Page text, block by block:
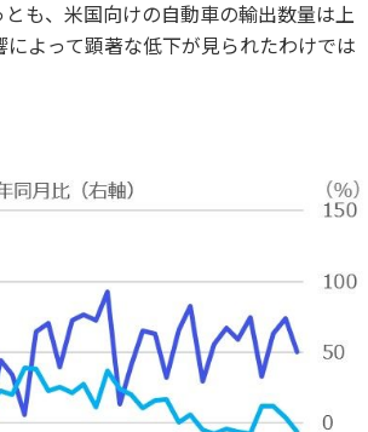
も、米国向けの自動車の輸出数量は上
よって顕著な低下が見られたわけでは